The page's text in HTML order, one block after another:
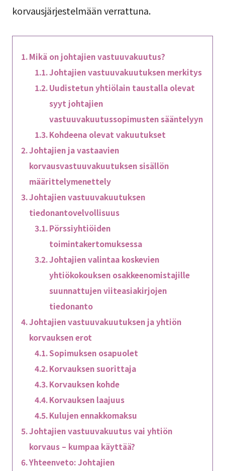
korvausjärjestelmään verrattuna.
Mikä on johtajien vastuuvakuutus?
Johtajien vastuuvakuutuksen merkitys
Uudistetun yhtiölain taustalla olevat
syyt johtajien
vastuuvakuutussopimusten sääntelyyn
Kohdeena olevat vakuutukset
Johtajien ja vastaavien
korvausvastuuvakuutuksen sisällön
määrittelymenettely
Johtajien vastuuvakuutuksen
tiedonantovelvollisuus
Pörssiyhtiöiden
toimintakertomuksessa
Johtajien valintaa koskevien
yhtiökokouksen osakkeenomistajille
suunnattujen viiteasiakirjojen
tiedonanto
Johtajien vastuuvakuutuksen ja yhtiön
korvauksen erot
Sopimuksen osapuolet
Korvauksen suorittaja
Korvauksen kohde
Korvauksen laajuus
Kulujen ennakkomaksu
Johtajien vastuuvakuutus vai yhtiön
korvaus – kumpaa käyttää?
Yhteenveto: Johtajien